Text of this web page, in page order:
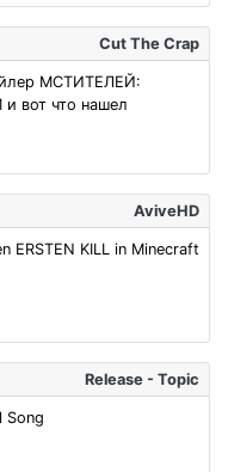
Cut The Crap
МСТИТЕЛЕЙ:
вот что нашел
AviveHD
ERSTEN KILL in Minecraft
Release - Topic
Song